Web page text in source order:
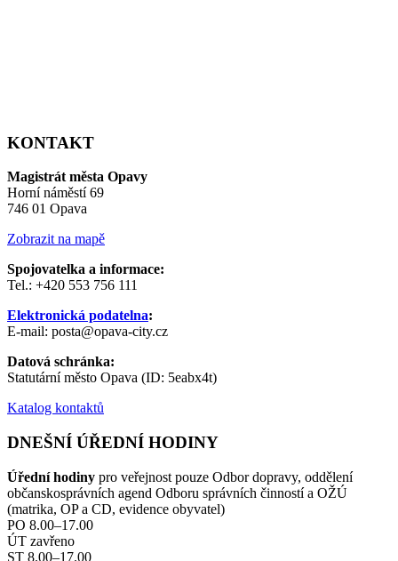
KONTAKT
Magistrát města Opavy
Horní náměstí 69
746 01 Opava
Zobrazit na mapě
Spojovatelka a informace:
Tel.: +420 553 756 111
Elektronická podatelna:
E-mail: posta@opava-city.cz
Datová schránka:
Statutární město Opava (ID: 5eabx4t)
Katalog kontaktů
DNEŠNÍ ÚŘEDNÍ HODINY
Úřední hodiny pro veřejnost pouze Odbor dopravy, oddělení
občanskosprávních agend Odboru správních činností a OŽÚ
(matrika, OP a CD, evidence obyvatel)
PO 8.00–17.00
ÚT zavřeno
ST 8.00–17.00